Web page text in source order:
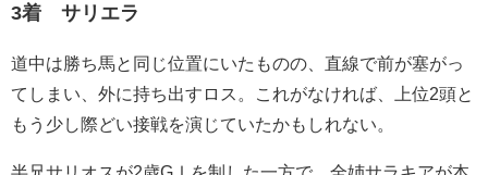
3着 サリエラ
道中は勝ち馬と同じ位置にいたものの、直線で前が塞がっ
てしまい、外に持ち出すロス。これがなければ、上位2頭と
もう少し際どい接戦を演じていたかもしれない。